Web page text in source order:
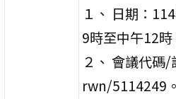
１、 日期：
9時至中午12時
２、 會議代
rwn/5114249。